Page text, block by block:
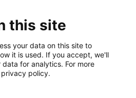
:
0000
this site
your data on this site to
it is used. If you accept, we'll
for analytics. For more
policy.